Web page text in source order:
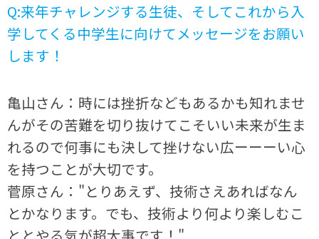
Q:来年チャレンジする生徒、そしてこれから入
学してくる中学生に向けてメッセージをお願い
します！
亀山さん：時には挫折などもあるかも知れませ
んがその苦難を切り抜けてこそいい未来が生ま
れるので何事にも決して挫けない広ーーーい心
を持つことが大切です。
菅原さん："とりあえず、技術さえあればなん
とかなります。でも、技術より何より楽しむこ